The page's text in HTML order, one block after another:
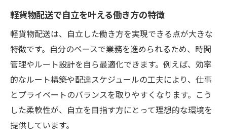
自立を後押しする軽貨物配送の報酬制度
軽貨物配送ならではの自立支援ポイント
自立を応援する軽貨物配送の柔軟性
軽貨物配送が自立を選ぶ人に選ばれる理由
自立と成長を実感できる軽貨物配送の環境
収入アップに効く軽貨物配送の秘訣
軽貨物配送で収入を伸ばす自立のコツ
自立と収入アップに直結する配送ノウハウ
軽貨物配送で自立を叶える働き方の特徴
軽貨物配送は、自立した働き方を実現できる点が大きな
特徴です。自分のペースで業務を進められるため、時間
管理やルート設計を自ら最適化できます。例えば、効率
的なルート構築や配達スケジュールの工夫により、仕事
とプライベートのバランスを取りやすくなります。こう
した柔軟性が、自立を目指す方にとって理想的な環境を
提供しています。